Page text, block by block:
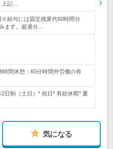
上記…
※給与には固定残業代60時間分
ます。超過分…
時間休憩：60分時間外労働の有
2日制（土日）* 祝日* 有給休暇* 夏
気になる